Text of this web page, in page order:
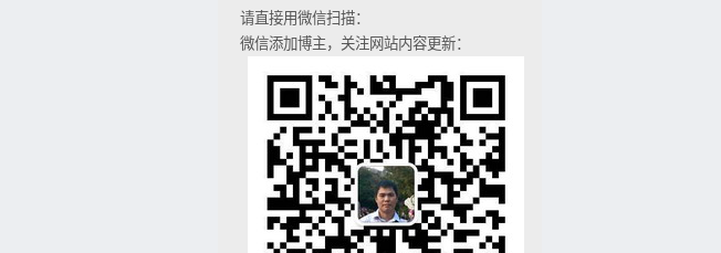
请直接用微信扫描：
微信添加博主，关注网站内容更新：